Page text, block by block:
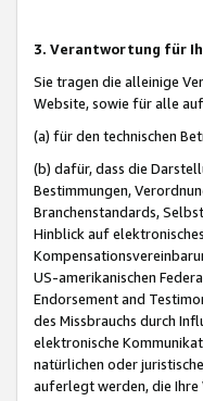
3. Verantwortung für
Sie tragen die alleinige
Website, sowie für alle
(a) für den technischen
(b) dafür, dass die
Bestimmungen,
Branchenstandards,
Hinblick auf
US-amerikanischen
Endorsement and
des Missbrauchs durch
elektronische
natürlichen oder
auferlegt werden, die Ihre